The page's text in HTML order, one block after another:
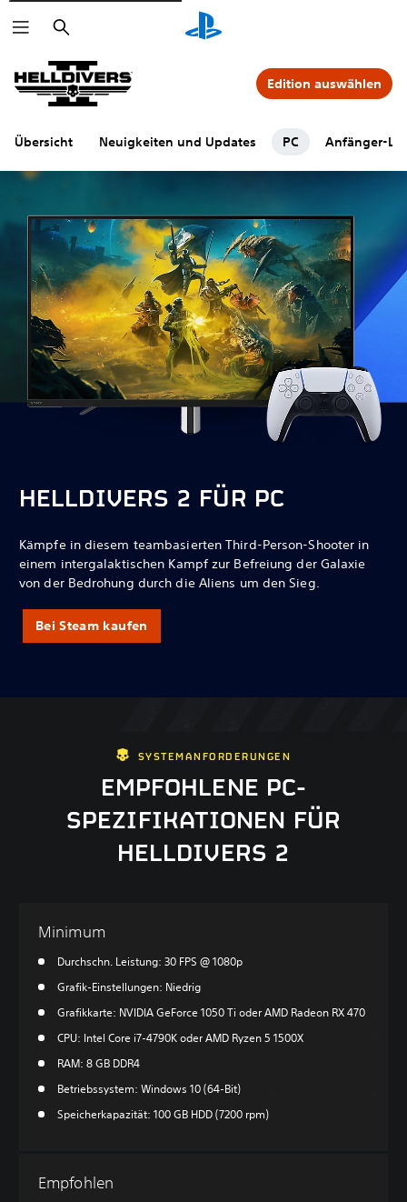
Suchen
Übersicht Neuigkeiten und Updates PC Anfänger-
Edition auswählen
HELLDIVERS 2 FÜR PC
Kämpfe in diesem teambasierten Third-Person-Shooter in
einem intergalaktischen Kampf zur Befreiung der Galaxie
von der Bedrohung durch die Aliens um den Sieg.
Bei Steam kaufen
SYSTEMANFORDERUNGEN
EMPFOHLENE PC-
SPEZIFIKATIONEN FÜR
HELLDIVERS 2
Minimum
Durchschn. Leistung: 30 FPS @ 1080p
Grafik-Einstellungen: Niedrig
Grafikkarte: NVIDIA GeForce 1050 Ti oder AMD Radeon RX 470
CPU: Intel Core i7-4790K oder AMD Ryzen 5 1500X
RAM: 8 GB DDR4
Betriebssystem: Windows 10 (64-Bit)
Speicherkapazität: 100 GB HDD (7200 rpm)
Empfohlen